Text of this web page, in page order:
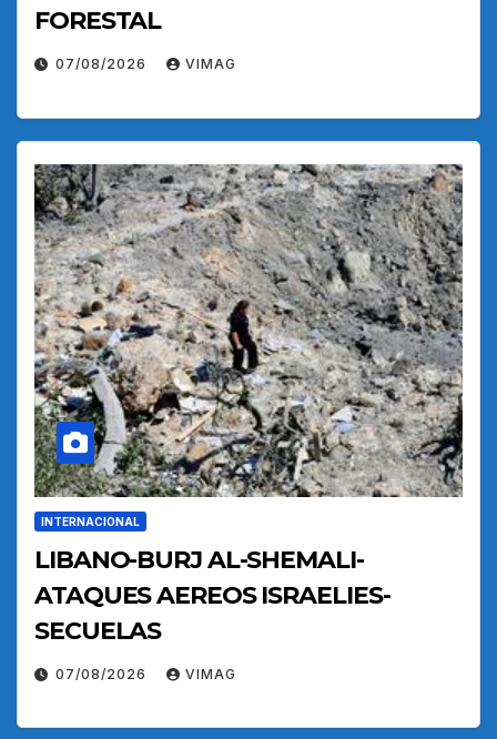
FORESTAL
07/08/2026 VIMAG
INTERNACIONAL
LIBANO-BURJ AL-SHEMALI-
ATAQUES AEREOS ISRAELIES-
SECUELAS
07/08/2026 VIMAG